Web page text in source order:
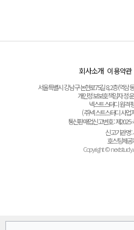
회사소개 이용약관
서울특별시 강남구 논현로75길 8, 2층(역삼
개인정보보호책임자 정
넥스트스터디 원격
(주)넥스트스터디 사업
통신판매업신고번호 : 제
신고기관명
호스팅제공
Copyright ©